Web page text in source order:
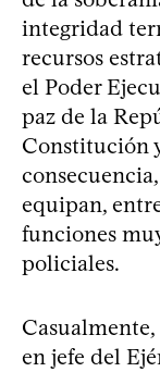
integridad
recursos
el Poder
paz de la
Constitución
equipan,
funciones
policiales.
en jefe del